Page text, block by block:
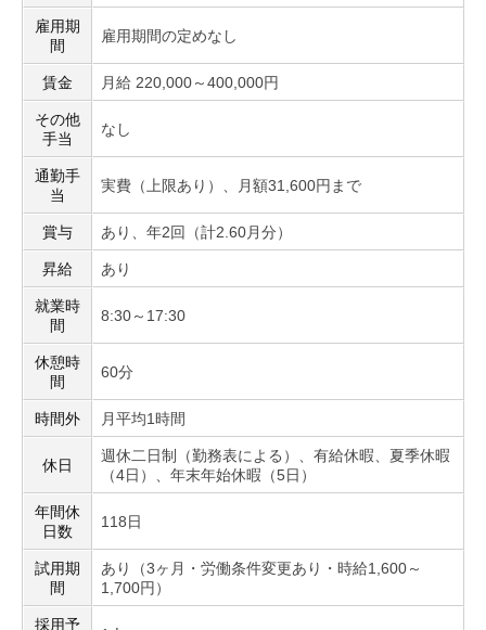
雇用期
間
雇用期間の定めなし
賃金 月給 220,000～400,000円
その他
手当
なし
通勤手
当
実費（上限あり）、月額31,600円まで
賞与 あり、年2回（計2.60月分）
昇給 あり
就業時
間
8:30～17:30
休憩時
間
60分
時間外 月平均1時間
休日
週休二日制（勤務表による）、有給休暇、夏季休暇
（4日）、年末年始休暇（5日）
年間休
日数
118日
試用期
間
あり（3ヶ月・労働条件変更あり・時給1,600～
1,700円）
採用予